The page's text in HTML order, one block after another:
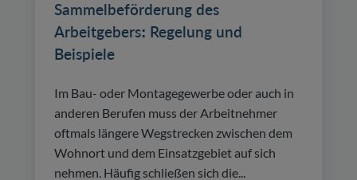
Sammelbeförderung des
Arbeitgebers: Regelung und
Beispiele
Im Bau- oder Montagegewerbe oder auch in
anderen Berufen muss der Arbeitnehmer
oftmals längere Wegstrecken zwischen dem
Wohnort und dem Einsatzgebiet auf sich
nehmen. Häufig schließen sich die...